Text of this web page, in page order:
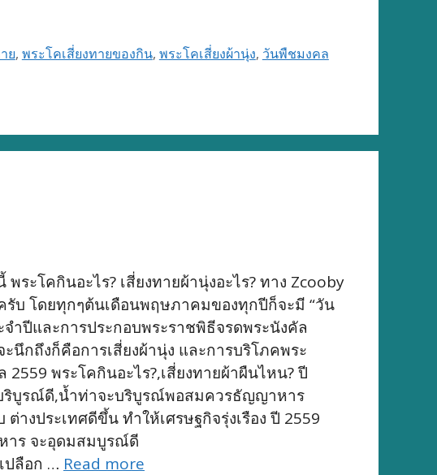
ย, พระโคเสี่ยงทายของกิน, พระโคเสี่ยงผ้านุ่ง, วันพืชมงคล
โคกินอะไร? เสี่ยงทายผ้านุ่งอะไร? ทาง Zcooby
บ โดยทุกๆต้นเดือนพฤษภาคมของทุกปีก็จะมี “วัน
ปีและการประกอบพระราชพิธีจรดพระนังคัล
กถึงก็คือการเสี่ยงผ้านุ่ง และการบริโภคพระ
พระโคกินอะไร?,เสี่ยงทายผ้าผืนไหน? ปี
ริบูรณ์ดี,น้ำท่าจะบริบูรณ์พอสมควรธัญญาหาร
งประเทศดีขึ้น ทำให้เศรษฐกิจรุ่งเรือง ปี 2559
าร จะอุดมสมบูรณ์ดี
ปลือก … Read more